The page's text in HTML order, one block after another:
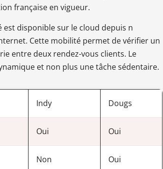
française en vigueur.
disponible sur le cloud depuis n
Cette mobilité permet de vérifier un
entre deux rendez-vous clients. Le
et non plus une tâche sédentaire.
Indy Dougs
Oui Oui
Non Oui